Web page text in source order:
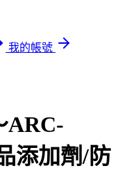
我的帳號
ARC-
添加劑/防